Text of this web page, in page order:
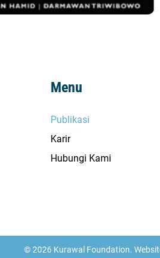
Menu
Publikasi
Karir
Hubungi Kami
© 2026 Kurawal Foundation.